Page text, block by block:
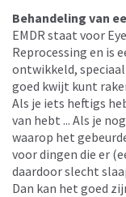
Behandeling van
EMDR staat voor
Reprocessing en is
ontwikkeld,
goed kwijt kunt
Als je iets heftigs
van hebt ... Als je
waarop het
voor dingen die er
daardoor slecht
Dan kan het goed